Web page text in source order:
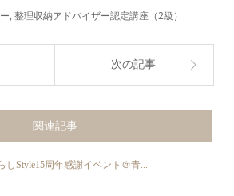
,整理収納アドバイザー認定講座（2級）
次の記事
関連記事
しStyle15周年感謝イベント＠青...